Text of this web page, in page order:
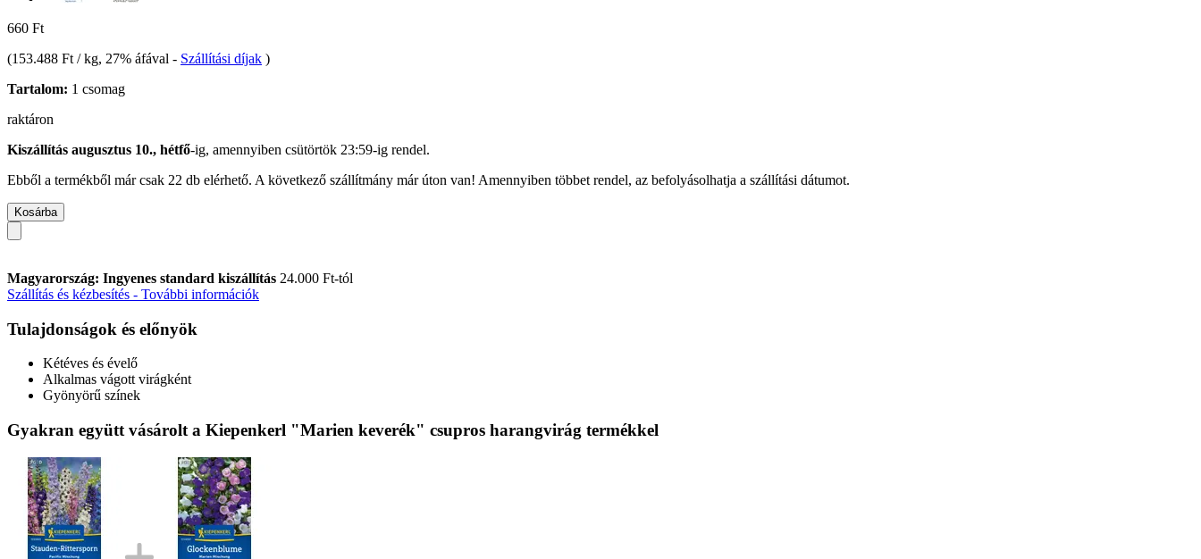
660 Ft
(153.488 Ft / kg, 27% áfával - Szállítási díjak )
Tartalom: 1 csomag
raktáron
Kiszállítás augusztus 10., hétfő-ig, amennyiben csütörtök 23:59-ig rendel.
Ebből a termékből már csak 22 db elérhető. A következő szállítmány már úton van! Amennyiben többet rendel, az befolyásolhatja a szállítási dátumot.
Kosárba
Magyarország: Ingyenes standard kiszállítás 24.000 Ft-tól
Szállítás és kézbesítés - További információk
Tulajdonságok és előnyök
Kétéves és évelő
Alkalmas vágott virágként
Gyönyörű színek
Gyakran együtt vásárolt a Kiepenkerl "Marien keverék" csupros harangvirág termékkel